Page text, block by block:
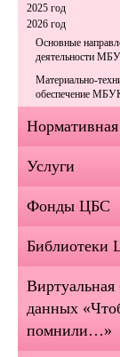
2025 год
2026 год
Основные
деятельности
Материально-
обеспечение
Нормативная
Услуги
Фонды ЦБС
Библиотеки
Виртуальная
данных
помнили…»